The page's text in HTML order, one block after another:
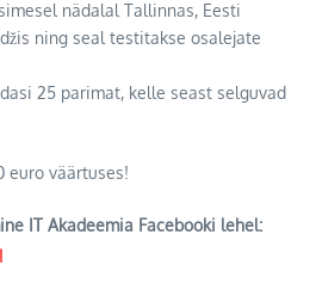
nädalal Tallinnas, Eesti
ning seal testitakse osalejate
25 parimat, kelle seast selguvad
euro väärtuses!
IT Akadeemia Facebooki lehel: